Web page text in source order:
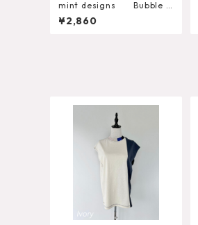
mint designs Bubble F
lower Socks （492SO4
LW04）
¥2,860